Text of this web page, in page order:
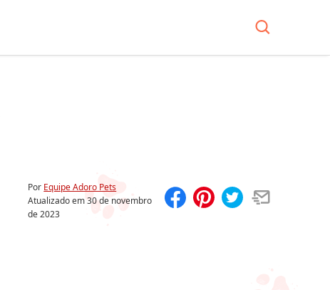
Por Equipe Adoro Pets
Atualizado em30 de novembro
de 2023